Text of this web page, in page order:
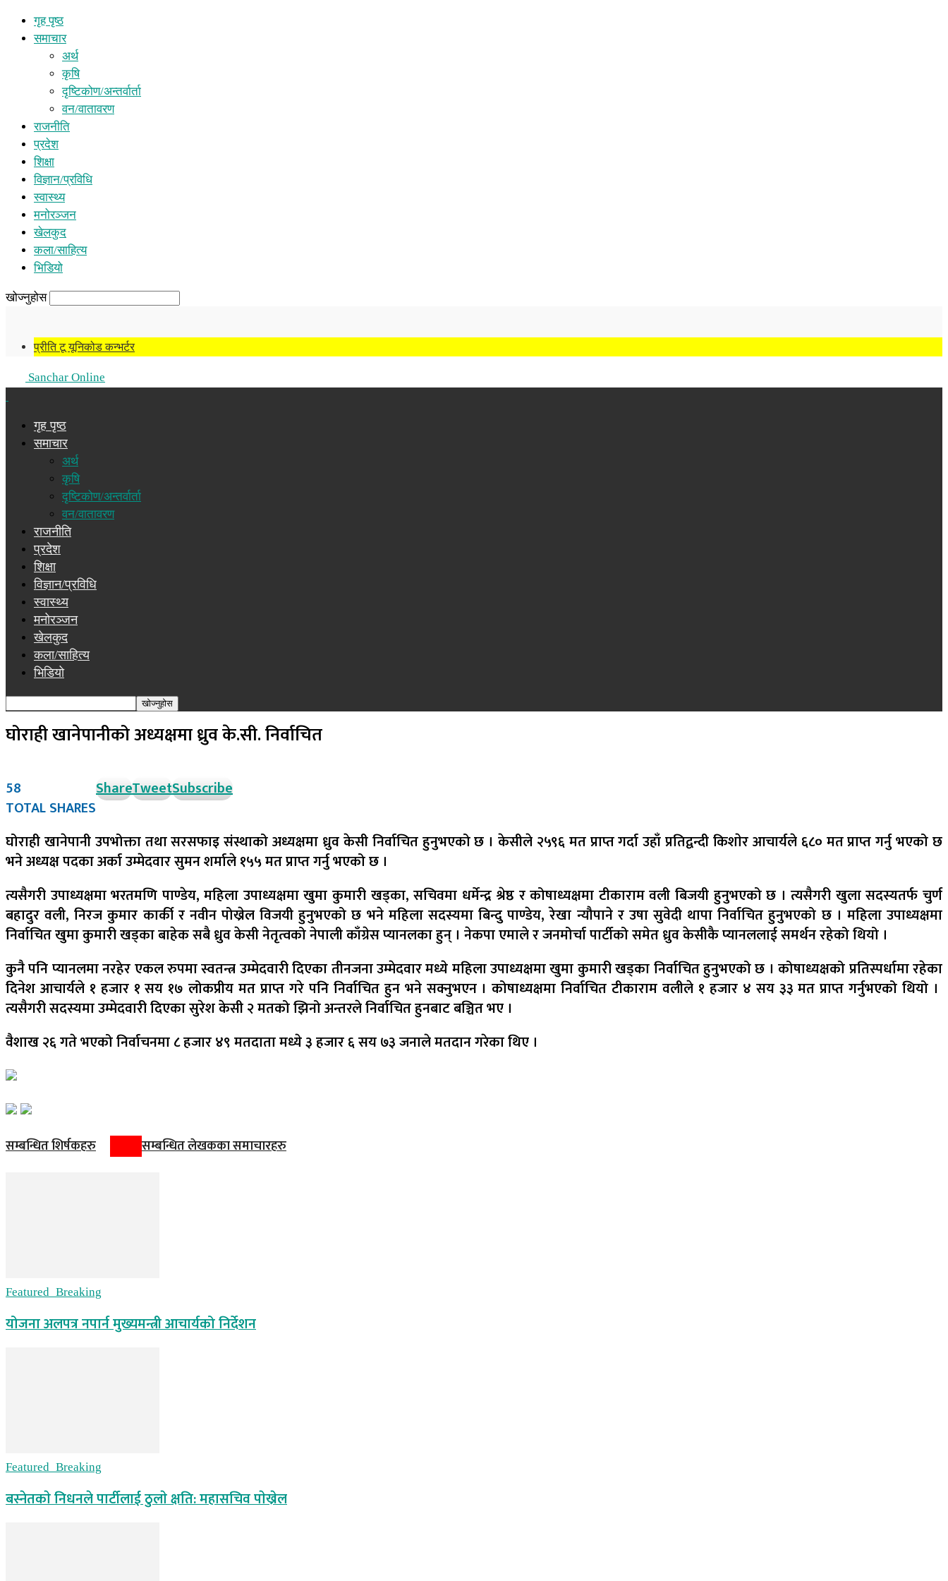
गृह पृष्ठ
समाचार
अर्थ
कृषि
दृष्टिकोण/अन्तर्वार्ता
वन/वातावरण
राजनीति
प्रदेश
शिक्षा
विज्ञान/प्रविधि
स्वास्थ्य
मनोरञ्जन
खेलकुद
कला/साहित्य
भिडियो
खोज्नुहोस
प्रीति टू यूनिकोड कन्भर्टर
Sanchar Online
गृह पृष्ठ
समाचार
अर्थ
कृषि
दृष्टिकोण/अन्तर्वार्ता
वन/वातावरण
राजनीति
प्रदेश
शिक्षा
विज्ञान/प्रविधि
स्वास्थ्य
मनोरञ्जन
खेलकुद
कला/साहित्य
भिडियो
घोराही खानेपानीको अध्यक्षमा ध्रुव के.सी. निर्वाचित
58
TOTAL SHARES
ShareTweetSubscribe
घोराही खानेपानी उपभोक्ता तथा सरसफाइ संस्थाको अध्यक्षमा ध्रुव केसी निर्वाचित हुनुभएको छ । केसीले २५९६ मत प्राप्त गर्दा उहाँ प्रतिद्वन्दी किशाेर आचार्यले ६८० मत प्राप्त गर्नु भएको छ
भने अध्यक्ष पदका अर्का उम्मेदवार सुमन शर्माले १५५ मत प्राप्त गर्नु भएको छ ।
त्यसैगरी उपाध्यक्षमा भरतमणि पाण्डेय, महिला उपाध्यक्षमा खुमा कुमारी खड्का, सचिवमा धर्मेन्द्र श्रेष्ठ र कोषाध्यक्षमा टीकाराम वली बिजयी हुनुभएको छ । त्यसैगरी खुला सदस्यतर्फ चुर्ण
बहादुर वली, निरज कुमार कार्की र नवीन पोख्रेल विजयी हुनुभएको छ भने महिला सदस्यमा बिन्दु पाण्डेय, रेखा न्यौपाने र उषा सुवेदी थापा निर्वाचित हुनुभएको छ । महिला उपाध्यक्षमा
निर्वाचित खुमा कुमारी खड्का बाहेक सबै ध्रुव केसी नेतृत्वको नेपाली काँग्रेस प्यानलका हुन् । नेकपा एमाले र जनमोर्चा पार्टीको समेत ध्रुव केसीकै प्यानललाई समर्थन रहेको थियो ।
कुनै पनि प्यानलमा नरहेर एकल रुपमा स्वतन्त्र उम्मेदवारी दिएका तीनजना उम्मेदवार मध्ये महिला उपाध्यक्षमा खुमा कुमारी खड्का निर्वाचित हुनुभएको छ । कोषाध्यक्षको प्रतिस्पर्धामा रहेका
दिनेश आचार्यले १ हजार १ सय १७ लोकप्रीय मत प्राप्त गरे पनि निर्वाचित हुन भने सक्नुभएन । कोषाध्यक्षमा निर्वाचित टीकाराम वलीले १ हजार ४ सय ३३ मत प्राप्त गर्नुभएको थियो ।
त्यसैगरी सदस्यमा उम्मेदवारी दिएका सुरेश केसी २ मतको झिनो अन्तरले निर्वाचित हुनबाट बञ्चित भए ।
वैशाख २६ गते भएको निर्वाचनमा ८ हजार ४९ मतदाता मध्ये ३ हजार ६ सय ७३ जनाले मतदान गरेका थिए ।
सम्बन्धित शिर्षकहरु सम्बन्धित लेखकका समाचारहरु
Featured_Breaking
योजना अलपत्र नपार्न मुख्यमन्त्री आचार्यको निर्देशन
Featured_Breaking
बस्नेतकाे निधनले पार्टीलाई ठुलाे क्षति: महासचिव पाेख्रेल